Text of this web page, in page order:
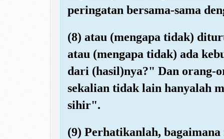
peringatan bersama-sama
(8) atau (mengapa tidak)
atau (mengapa tidak) ada
dari (hasil)nya?" Dan orang-
sekalian tidak lain hanyalah
sihir".
(9) Perhatikanlah,